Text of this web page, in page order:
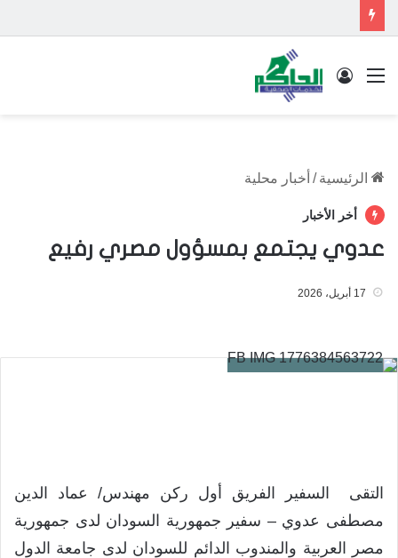
القائمة تسجيل الدخول
الرئيسية / أخبار محلية
أخر الأخبار
عدوي يجتمع بمسؤول مصري رفيع
17 أبريل، 2026
التقى السفير الفريق أول ركن مهندس/ عماد الدين
مصطفى عدوي – سفير جمهورية السودان لدى جمهورية
مصر العربية والمندوب الدائم للسودان لدى جامعة الدول